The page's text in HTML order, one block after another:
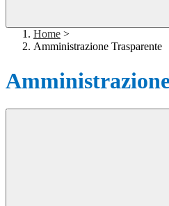
Home >
Amministrazione Trasparente